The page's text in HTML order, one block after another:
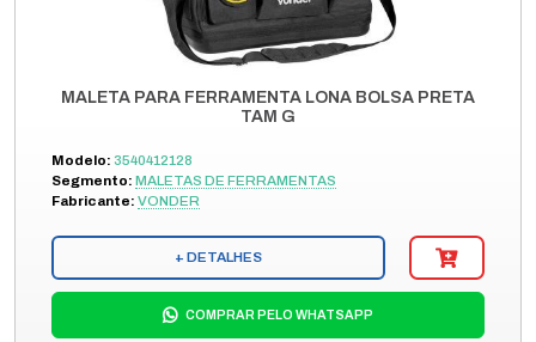
MALETA PARA FERRAMENTA LONA BOLSA PRETA
TAM G
Modelo: 3540412128
Segmento: MALETAS DE FERRAMENTAS
Fabricante: VONDER
+ DETALHES
COMPRAR PELO WHATSAPP